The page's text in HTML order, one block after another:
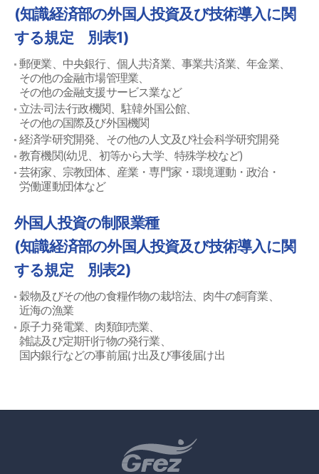
(知識経済部の外国人投資及び技術導入に関
する規定 別表1)
郵便業、中央銀行、個人共済業、事業共済業、年金業、
その他の金融市場管理業、
その他の金融支援サービス業など
立法·司法·行政機関、駐韓外国公館、
その他の国際及び外国機関
経済学研究開発、その他の人文及び社会科学研究開発
教育機関(幼児、初等から大学、特殊学校など)
芸術家、宗教団体、産業・専門家・環境運動・政治・
労働運動団体など
外国人投資の制限業種
(知識経済部の外国人投資及び技術導入に関
する規定 別表2)
穀物及びその他の食糧作物の栽培法、肉牛の飼育業、
近海の漁業
原子力発電業、肉類卸売業、
雑誌及び定期刊行物の発行業、
国内銀行などの事前届け出及び事後届け出